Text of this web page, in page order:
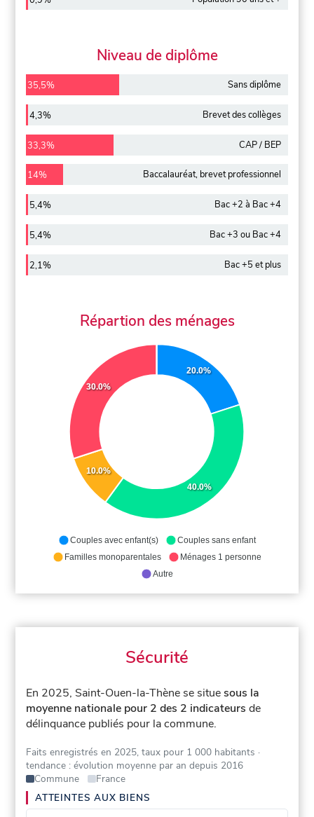
Niveau de diplôme
35,5% Sans diplôme
4,3% Brevet des collèges
33,3% CAP / BEP
14% Baccalauréat, brevet professionnel
5,4% Bac +2 à Bac +4
5,4% Bac +3 ou Bac +4
2,1% Bac +5 et plus
Répartion des ménages
20.0%
40.0%
10.0%
30.0%
Couples avec enfant(s)
Couples sans enfant
Familles monoparentales
Ménages 1 personne
Autre
Sécurité
En 2025, Saint-Ouen-la-Thène se situesous la
moyenne nationale pour 2 des 2 indicateurs de
délinquance publiés pour la commune.
Faits enregistrés en 2025, taux pour 1 000 habitants ·
tendance : évolution moyenne par an depuis 2016
Commune
France
ATTEINTES AUX BIENS